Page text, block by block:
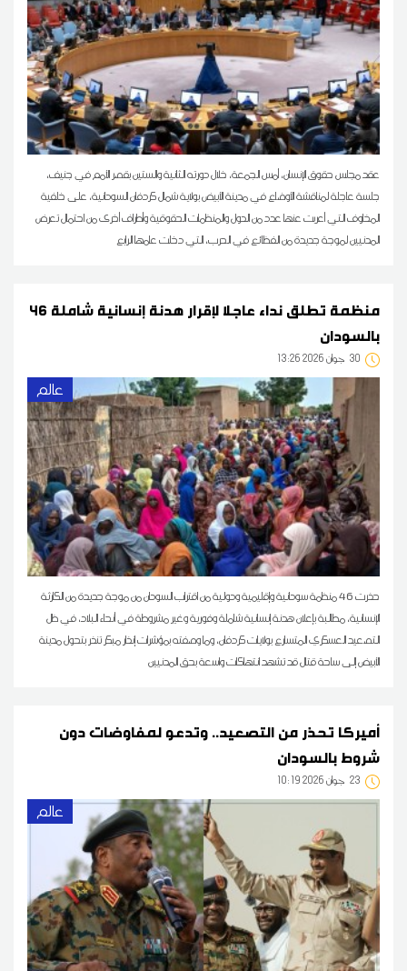
عقد مجلس حقوق الإنسان، أمس الجمعة، خلال دورته الثانية والستين بقصر الأمم في جنيف،
جلسة عاجلة لمناقشة الأوضاع في مدينة الأبيض بولاية شمال كردفان السودانية، على خلفية
المخاوف التي أعربت عنها عدد من الدول والمنظمات الحقوقية وأطراف أخرى من احتمال تعرض
المدنيين لموجة جديدة من الفظائع في الحرب، التي دخلت عامها الرابع
46 منظمة تطلق نداء عاجلا لإقرار هدنة إنسانية شاملة
بالسودان
30 13:26 2026 جوان
عالم
حذرت 46 منظمة سودانية وإقليمية ودولية من اقتراب السودان من موجة جديدة من الكارثة
الإنسانية، مطالبة بإعلان هدنة إنسانية شاملة وفورية وغير مشروطة في أنحاء البلاد، في ظل
التصعيد العسكري المتسارع بولايات كردفان، وما وصفته بمؤشرات إنذار مبكر تنذر بتحول مدينة
الأبيض إلى ساحة قتال قد تشهد انتهاكات واسعة بحق المدنيين
أميركا تحذر من التصعيد.. وتدعو لمفاوضات دون
شروط بالسودان
23 10:19 2026 جوان
عالم